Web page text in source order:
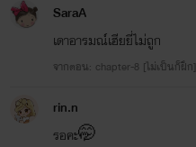
SaraA
เดาอารมณ์เฮียยี่ไม่ถูก
จากตอน: chapter-8 [ไม่เป็นก็ฝึก]
rin.n
รอคะ🤭